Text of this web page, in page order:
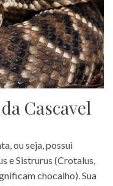
Cascavel
ou seja, possui
e Sistrurus (Crotalus,
chocalho). Sua